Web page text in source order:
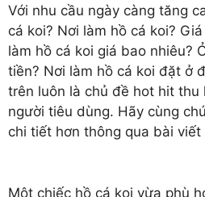
Với nhu cầu ngày càng tăng
cá koi? Nơi làm hồ cá koi?
làm hồ cá koi giá bao nhiêu?
tiền? Nơi làm hồ cá koi đặt ở
trên luôn là chủ đề hot hit
người tiêu dùng. Hãy cùng
chi tiết hơn thông qua bài
Một chiếc hồ cá koi vừa phù